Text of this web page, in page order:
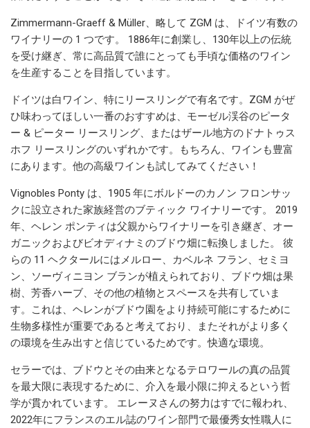
Zimmermann-Graeff & Müller、略して ZGM は、ドイツ有数の
ワイナリーの 1 つです。 1886年に創業し、130年以上の伝統
を受け継ぎ、常に高品質で誰にとっても手頃な価格のワイン
を生産することを目指しています。
ドイツは白ワイン、特にリースリングで有名です。ZGM がぜ
ひ味わってほしい一番のおすすめは、モーゼル渓谷のピータ
ー & ピーター リースリング、またはザール地方のドナトゥス
ホフ リースリングのいずれかです。もちろん、ワインも豊富
にあります。他の高級ワインも試してみてください！
Vignobles Ponty は、1905 年にボルドーのカノン フロンサッ
クに設立された家族経営のブティック ワイナリーです。 2019
年、ヘレン ポンティは父親からワイナリーを引き継ぎ、オー
ガニックおよびビオディナミのブドウ畑に転換しました。 彼
らの 11 ヘクタールにはメルロー、カベルネ フラン、セミヨ
ン、ソーヴィニヨン ブランが植えられており、ブドウ畑は果
樹、芳香ハーブ、その他の植物とスペースを共有していま
す。これは、ヘレンがブドウ園をより持続可能にするために
生物多様性が重要であると考えており、またそれがより多く
の環境を生み出すと信じているためです。快適な環境。
セラーでは、ブドウとその由来となるテロワールの真の品質
を最大限に表現するために、介入を最小限に抑えるという哲
学が貫かれています。 エレーヌさんの努力はすでに報われ、
2022年にフランスのエル誌のワイン部門で最優秀女性職人に